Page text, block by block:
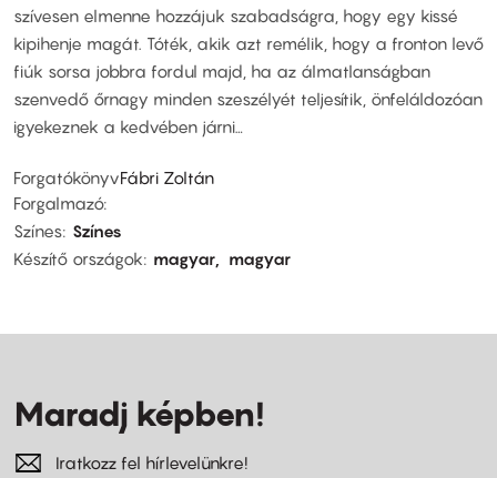
szívesen elmenne hozzájuk szabadságra, hogy egy kissé
kipihenje magát. Tóték, akik azt remélik, hogy a fronton levő
fiúk sorsa jobbra fordul majd, ha az álmatlanságban
szenvedő őrnagy minden szeszélyét teljesítik, önfeláldozóan
igyekeznek a kedvében járni…
ForgatókönyvFábri Zoltán
Forgalmazó
Színes Színes
Készítő országok
magyar magyar
Maradj képben!
Iratkozz fel hírlevelünkre!